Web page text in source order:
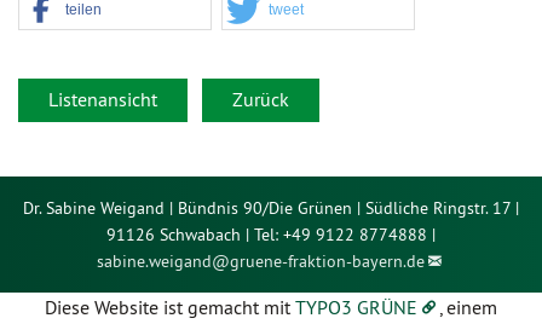
teilen tweet
Listenansicht Zurück
Dr. Sabine Weigand | Bündnis 90/Die Grünen | Südliche Ringstr. 17 |
91126 Schwabach | Tel: +49 9122 8774888 |
sabine.weigand@gruene-fraktion-bayern.de
Diese Website ist gemacht mitTYPO3 GRÜNE , einem